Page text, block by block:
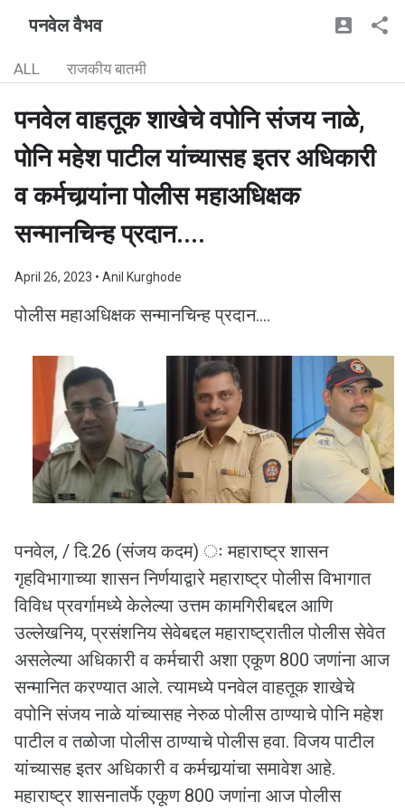
पनवेल वैभव
ALL राजकीय बातमी
पनवेल वाहतूक शाखेचे वपोनि संजय नाळे,
पोनि महेश पाटील यांच्यासह इतर अधिकारी
व कर्मचार्‍यांना पोलीस महाअधिक्षक
सन्मानचिन्ह प्रदान....
April 26, 2023 • Anil Kurghode
पोलीस महाअधिक्षक सन्मानचिन्ह प्रदान....
पनवेल, / दि.26 (संजय कदम) ः महाराष्ट्र शासन
गृहविभागाच्या शासन निर्णयाद्वारे महाराष्ट्र पोलीस विभागात
विविध प्रवर्गामध्ये केलेल्या उत्तम कामगिरीबद्दल आणि
उल्लेखनिय, प्रसंशनिय सेवेबद्दल महाराष्ट्रातील पोलीस सेवेत
असलेल्या अधिकारी व कर्मचारी अशा एकूण 800 जणांना आज
सन्मानित करण्यात आले. त्यामध्ये पनवेल वाहतूक शाखेचे
वपोनि संजय नाळे यांच्यासह नेरुळ पोलीस ठाण्याचे पोनि महेश
पाटील व तळोजा पोलीस ठाण्याचे पोलीस हवा. विजय पाटील
यांच्यासह इतर अधिकारी व कर्मचार्‍यांचा समावेश आहे.
महाराष्ट्र शासनातर्फे एकूण 800 जणांना आज पोलीस